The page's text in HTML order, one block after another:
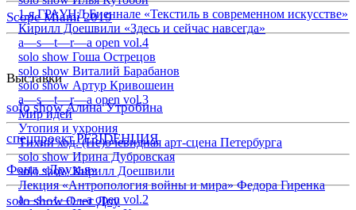
Scope Miami 2019
Выставки
solo show Алина Утробина
спецпроект РЕЗIDЕНЦИЯ
Фонд «Друзья»
solo show Олег Доу
1-я ГРАУНД Биеннале «Текстиль в современном искусстве»
Кирилл Доешвили «Здесь и сейчас навсегда»
a—s—t—r—a open vol.4
solo show Гоша Острецов
solo show Виталий Барабанов
solo show Артур Кривошеин
a—s—t—r—a open vol.3
Мир идей
Утопия и ухрония
Тихий ход. (Не)очевидная арт-сцена Петербурга
solo show Ирина Дубровская
solo show Кирилл Доешвили
Лекция «Антропология войны и мира» Федора Гиренка
a—s—t—r—a open vol.2